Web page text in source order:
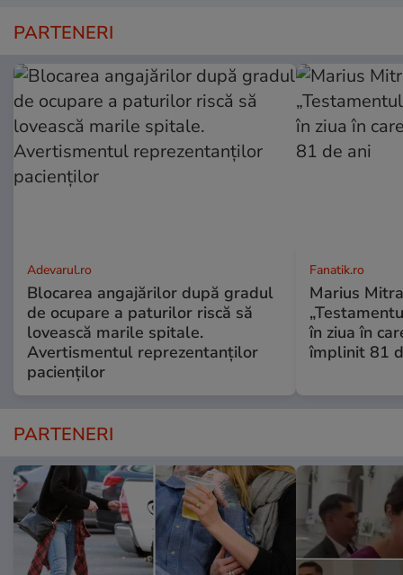
PARTENERI
Adevarul.ro
Blocarea angajărilor după gradul
de ocupare a paturilor riscă să
lovească marile spitale.
Avertismentul reprezentanților
pacienților
Fanatik.ro
Marius
în ziua în
împlinit 81
PARTENERI